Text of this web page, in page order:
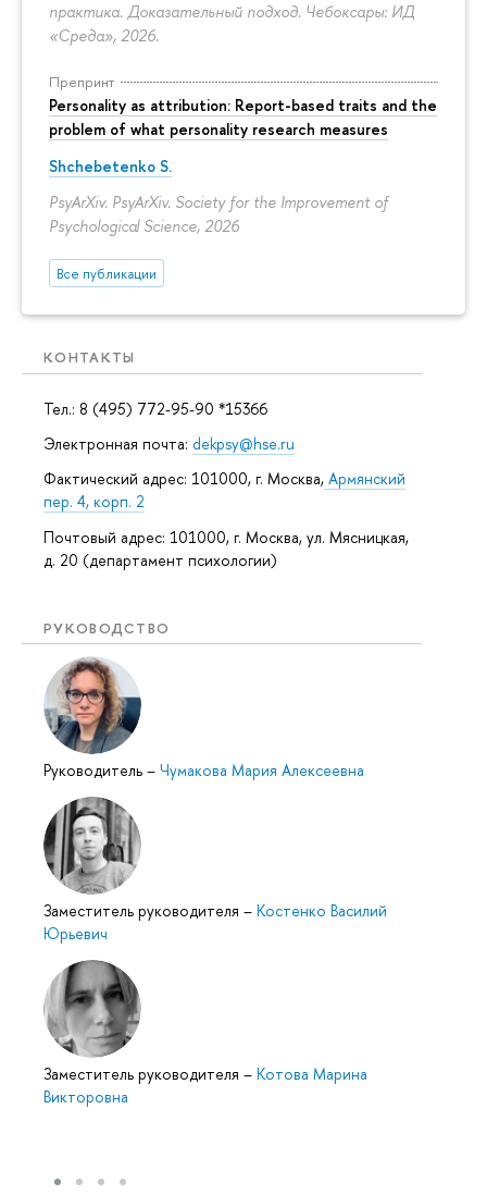
практика. Доказательный подход. Чебоксары: ИД
«Среда», 2026.
Препринт
Personality as attribution: Report-based traits and the
problem of what personality research measures
Shchebetenko S.
PsyArXiv. PsyArXiv. Society for the Improvement of
Psychological Science, 2026
Все публикации
КОНТАКТЫ
Тел.: 8 (495) 772-95-90 *15366
Электронная почта: dekpsy@hse.ru
Фактический адрес: 101000, г. Москва, Армянский
пер. 4, корп. 2
Почтовый адрес: 101000, г. Москва, ул. Мясницкая,
д. 20 (департамент психологии)
РУКОВОДСТВО
Руководитель – Чумакова Мария Алексеевна
Заместитель руководителя – Костенко Василий
Юрьевич
Заместитель руководителя – Котова Марина
Викторовна